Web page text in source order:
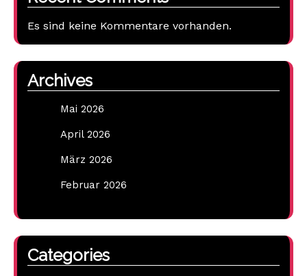
Es sind keine Kommentare vorhanden.
Archives
Mai 2026
April 2026
März 2026
Februar 2026
Categories